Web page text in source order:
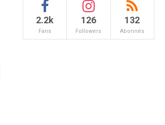
2.2k
Fans
126
Followers
132
Abonnés